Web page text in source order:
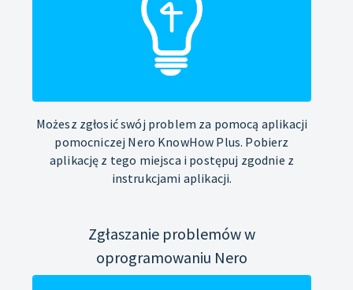
Możesz zgłosić swój problem za pomocą aplikacji
pomocniczej Nero KnowHow Plus. Pobierz
aplikację z tego miejsca i postępuj zgodnie z
instrukcjami aplikacji.
Zgłaszanie problemów w
oprogramowaniu Nero